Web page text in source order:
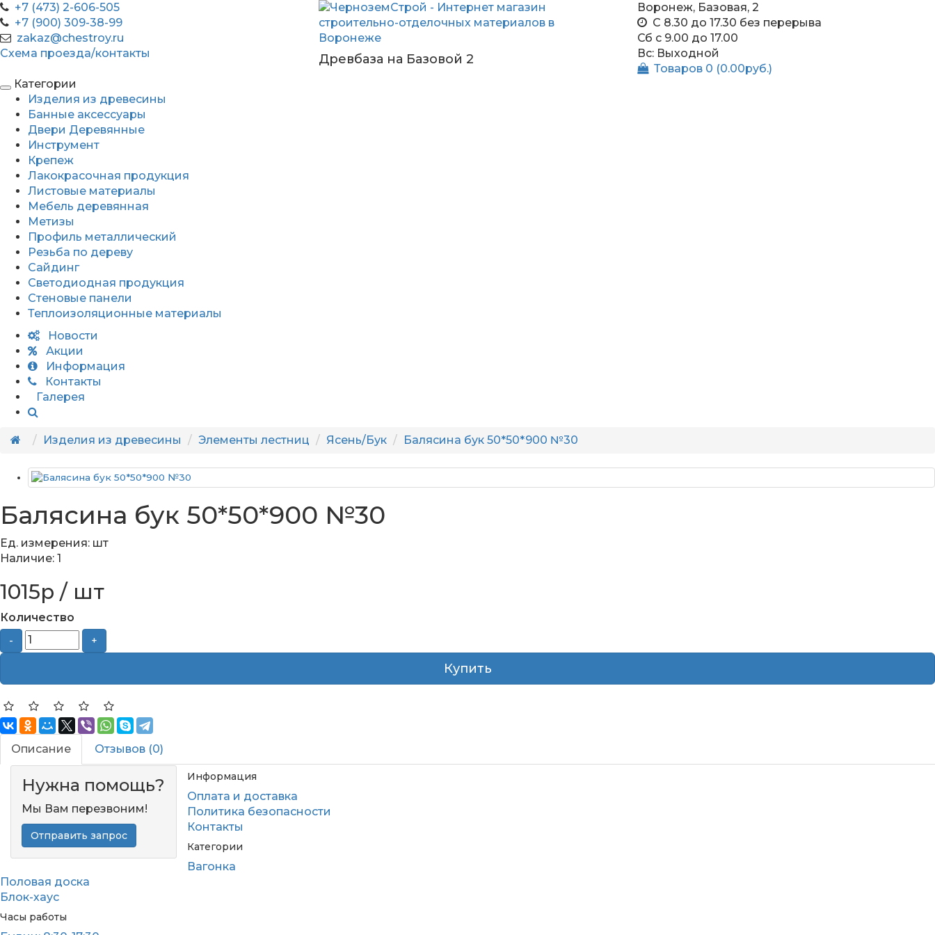
+7 (473) 2-606-505
+7 (900) 309-38-99
zakaz@chestroy.ru
Схема проезда/контакты
Древбаза на Базовой 2
Воронеж, Базовая, 2
С 8.30 до 17.30 без перерыва
Сб c 9.00 до 17.00
Вс: Выходной
Товаров 0 (0.00руб.)
Категории
Изделия из древесины
Банные аксессуары
Двери Деревянные
Инструмент
Крепеж
Лакокрасочная продукция
Листовые материалы
Мебель деревянная
Метизы
Профиль металлический
Резьба по дереву
Сайдинг
Светодиодная продукция
Стеновые панели
Теплоизоляционные материалы
Новости
Акции
Информация
Контакты
Галерея
Изделия из древесины Элементы лестниц Ясень/Бук Балясина бук 50*50*900 №30
Балясина бук 50*50*900 №30
Ед. измерения: шт
Наличие: 1
1015р / шт
Количество
- +
Купить
Описание Отзывов (0)
Нужна помощь?
Мы Вам перезвоним!
Отправить запрос
Информация
Оплата и доставка
Политика безопасности
Контакты
Категории
Вагонка
Половая доска
Блок-хаус
Часы работы